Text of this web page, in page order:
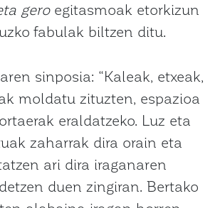
geroegitasmoak etorkizun
fabulak biltzen ditu.
sinposia: “Kaleak, etxeak,
moldatu zituzten, espazioa
eraldatzeko. Luz eta
zaharrak dira orain eta
ari dira iraganaren
duen zingiran. Bertako